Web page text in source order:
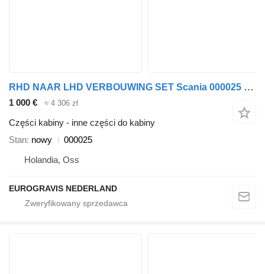
RHD NAAR LHD VERBOUWING SET Scania 000025 do ciągnika siodłowego Scania P230
1 000 € ≈ 4 306 zł
Części kabiny - inne części do kabiny
Stan nowy
000025
Holandia, Oss
EUROGRAVIS NEDERLAND